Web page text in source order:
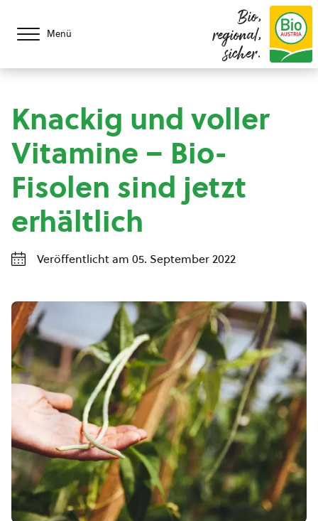
Menü
Bio,
regional,
sicher.
Knackig und voller
Vitamine – Bio-
Fisolen sind jetzt
erhältlich
Veröffentlicht am 05. September 2022